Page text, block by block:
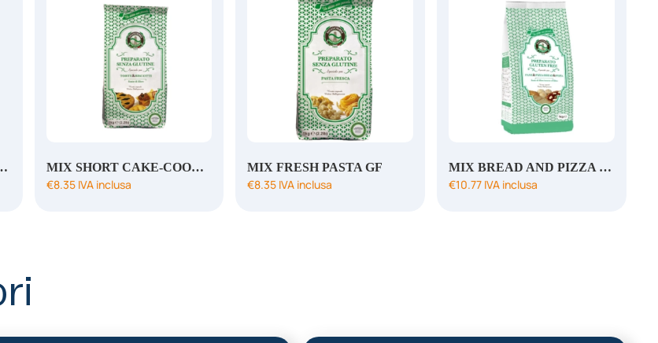
GF MIX SHORT CAKE-COOKIES GF
€8.35IVA inclusa
MIX FRESH PASTA GF
€8.35 IVA inclusa
MIX BREAD AND PIZZA GF
€10.77 IVA inclusa